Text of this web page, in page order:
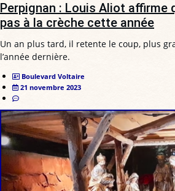
Perpignan : Louis Aliot affirme
pas à la crèche cette année
Un an plus tard, il retente le coup, plus
l’année dernière.
Boulevard Voltaire
21 novembre 2023